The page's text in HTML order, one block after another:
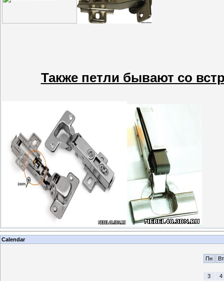
Также петли бывают со
Calendar
Пн
Вт
3 4